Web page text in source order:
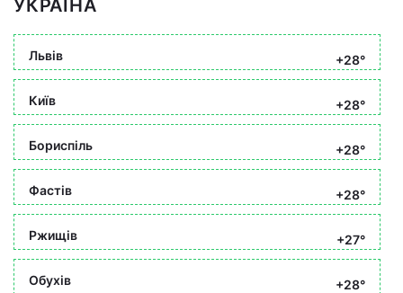
УКРАЇНА
Львів +28°
Київ +28°
Бориспіль +28°
Фастів +28°
Ржищів +27°
Обухів
+28°